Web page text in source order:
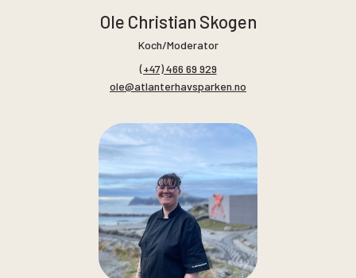
Ole Christian Skogen
Koch/Moderator
(+47) 466 69 929
ole@atlanterhavsparken.no